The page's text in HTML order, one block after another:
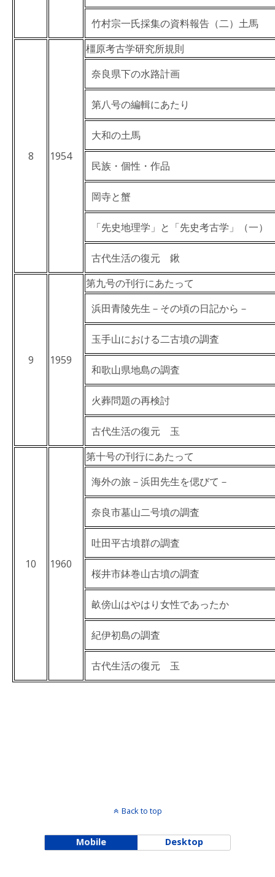
竹村宗一氏採集の資料報告（二）土馬
8 1954
橿原考古学研究所規則
奈良県下の水路計画
第八号の編輯にあたり
大和の土馬
民族・個性・作品
岡寺と蟹
「先史地理学」と「先史考古学」（一）
古代生活の復元 鍬
9 1959
第九号の刊行にあたって
浜田青陵先生－その頃の日記から－
玉手山における二古墳の調査
和歌山県地島の調査
火葬問題の再検討
古代生活の復元 玉
10 1960
第十号の刊行にあたって
海外の旅－浜田先生を偲びて－
奈良市墓山二号墳の調査
吐田平古墳群の調査
桜井市鉢巻山古墳の調査
畝傍山はやはり女性であったか
紀伊初島の調査
古代生活の復元 玉
Back to top
Mobile Desktop